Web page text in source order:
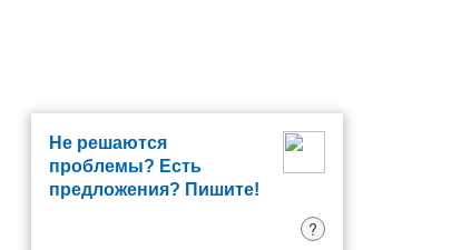
Не решаются
проблемы? Есть
предложения? Пишите!
?